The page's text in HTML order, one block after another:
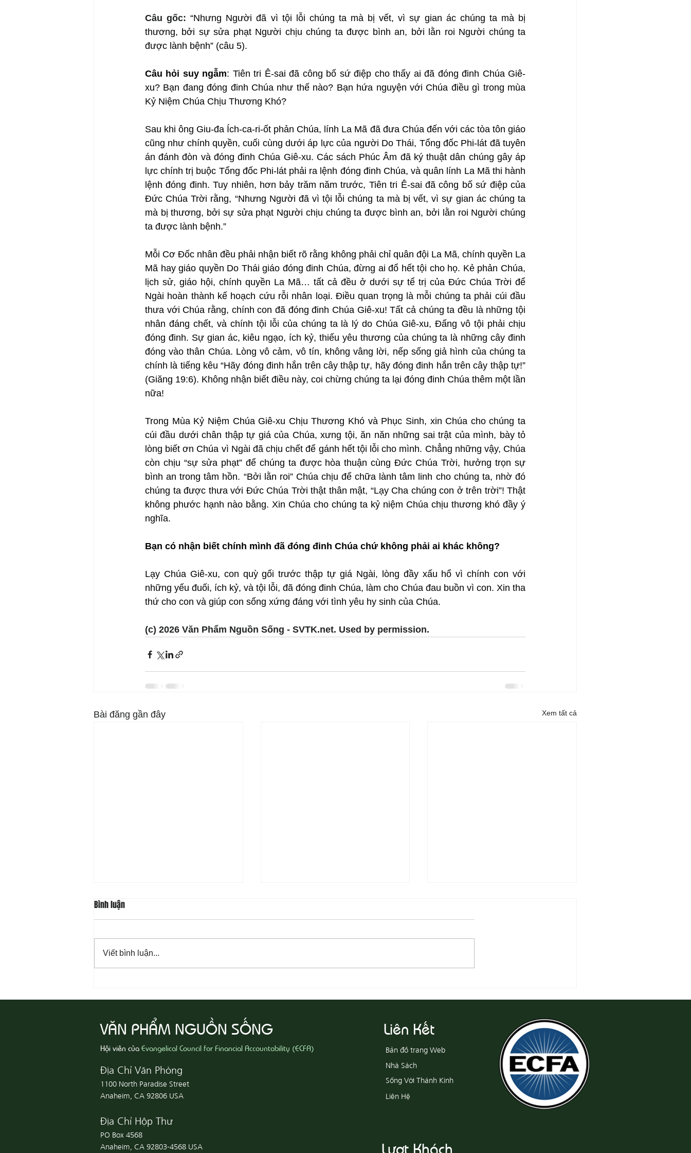
Câu gốc: “Nhưng Người đã vì tội lỗi chúng ta mà bị vết, vì sự gian ác chúng ta mà bị
thương, bởi sự sửa phạt Người chịu chúng ta được bình an, bởi lằn roi Người chúng ta
được lành bệnh” (câu 5).
Câu hỏi suy ngẫm: Tiên tri Ê-sai đã công bố sứ điệp cho thấy ai đã đóng đinh Chúa Giê-
xu? Bạn đang đóng đinh Chúa như thế nào? Bạn hứa nguyện với Chúa điều gì trong mùa
Kỷ Niệm Chúa Chịu Thương Khó?
Sau khi ông Giu-đa Ích-ca-ri-ốt phản Chúa, lính La Mã đã đưa Chúa đến với các tòa tôn giáo
cũng như chính quyền, cuối cùng dưới áp lực của người Do Thái, Tổng đốc Phi-lát đã tuyên
án đánh đòn và đóng đinh Chúa Giê-xu. Các sách Phúc Âm đã ký thuật dân chúng gây áp
lực chính trị buộc Tổng đốc Phi-lát phải ra lệnh đóng đinh Chúa, và quân lính La Mã thi hành
lệnh đóng đinh. Tuy nhiên, hơn bảy trăm năm trước, Tiên tri Ê-sai đã công bố sứ điệp của
Đức Chúa Trời rằng, “Nhưng Người đã vì tội lỗi chúng ta mà bị vết, vì sự gian ác chúng ta
mà bị thương, bởi sự sửa phạt Người chịu chúng ta được bình an, bởi lằn roi Người chúng
ta được lành bệnh.”
Mỗi Cơ Đốc nhân đều phải nhận biết rõ rằng không phải chỉ quân đội La Mã, chính quyền La
Mã hay giáo quyền Do Thái giáo đóng đinh Chúa, đừng ai đổ hết tội cho họ. Kẻ phản Chúa,
lịch sử, giáo hội, chính quyền La Mã… tất cả đều ở dưới sự tể trị của Đức Chúa Trời để
Ngài hoàn thành kế hoạch cứu rỗi nhân loại. Điều quan trọng là mỗi chúng ta phải cúi đầu
thưa với Chúa rằng, chính con đã đóng đinh Chúa Giê-xu! Tất cả chúng ta đều là những tội
nhân đáng chết, và chính tội lỗi của chúng ta là lý do Chúa Giê-xu, Đấng vô tội phải chịu
đóng đinh. Sự gian ác, kiêu ngạo, ích kỷ, thiếu yêu thương của chúng ta là những cây đinh
đóng vào thân Chúa. Lòng vô cảm, vô tín, không vâng lời, nếp sống giả hình của chúng ta
chính là tiếng kêu “Hãy đóng đinh hắn trên cây thập tự, hãy đóng đinh hắn trên cây thập tự!”
(Giăng 19:6). Không nhận biết điều này, coi chừng chúng ta lại đóng đinh Chúa thêm một lần
nữa!
Trong Mùa Kỷ Niệm Chúa Giê-xu Chịu Thương Khó và Phục Sinh, xin Chúa cho chúng ta
cúi đầu dưới chân thập tự giá của Chúa, xưng tội, ăn năn những sai trật của mình, bày tỏ
lòng biết ơn Chúa vì Ngài đã chịu chết để gánh hết tội lỗi cho mình. Chẳng những vậy, Chúa
còn chịu “sự sửa phạt” để chúng ta được hòa thuận cùng Đức Chúa Trời, hưởng trọn sự
bình an trong tâm hồn. “Bởi lằn roi” Chúa chịu để chữa lành tâm linh cho chúng ta, nhờ đó
chúng ta được thưa với Đức Chúa Trời thật thân mật, “Lạy Cha chúng con ở trên trời”! Thật
không phước hạnh nào bằng. Xin Chúa cho chúng ta kỷ niệm Chúa chịu thương khó đầy ý
nghĩa.
Bạn có nhận biết chính mình đã đóng đinh Chúa chứ không phải ai khác không?
Lạy Chúa Giê-xu, con quỳ gối trước thập tự giá Ngài, lòng đầy xấu hổ vì chính con với
những yếu đuối, ích kỷ, và tội lỗi, đã đóng đinh Chúa, làm cho Chúa đau buồn vì con. Xin tha
thứ cho con và giúp con sống xứng đáng với tình yêu hy sinh của Chúa.
(c) 2026 Văn Phẩm Nguồn Sống - SVTK.net. Used by permission.
Bài đăng gần đây Xem tất cả
08-07 Nhân Từ Và Chân Thật
Khổ
Bình luận
Viết bình luận...
VĂN PHẨM NGUỒN SỐNG
Hội viên củaEvangelical Council for Financial Accountability (ECFA)
Địa Chỉ Văn Phòng
1100 North Paradise Street
Anaheim, CA 92806 USA
Địa Chỉ Hộp Thư
PO Box 4568
Anaheim, CA 92803-4568 USA
Liên Kết
Bản đồ trang Web
Nhà Sách
Sống Với Thánh Kinh
Liên Hệ
Lượt Khách